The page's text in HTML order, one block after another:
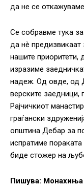
да не се
Се собравме тука
да нè
нашите приоритети,
изразиме
надеж. Од овде, од
верските заедници,
Рајчичкиот
граѓански
општина Дебар за
испратиме
биде стожер на
Пишува: Монахиња